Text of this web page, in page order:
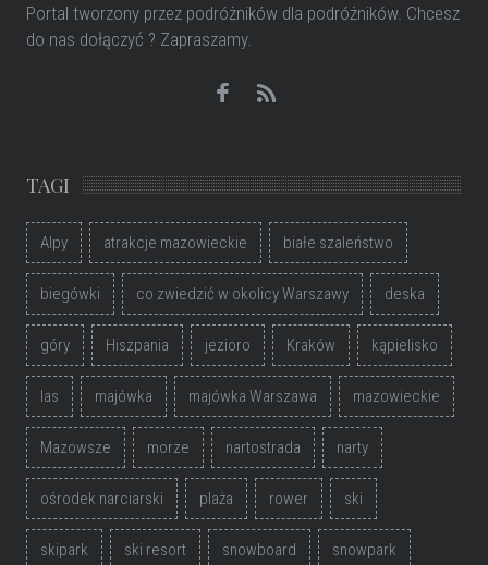
Portal tworzony przez podróżników dla podróżników. Chcesz
do nas dołączyć ? Zapraszamy.
TAGI
Alpy atrakcje mazowieckie białe szaleństwo
biegówki co zwiedzić w okolicy Warszawy deska
góry Hiszpania jezioro Kraków kąpielisko
las majówka majówka Warszawa mazowieckie
Mazowsze morze nartostrada narty
ośrodek narciarski plaża rower ski
skipark ski resort snowboard snowpark